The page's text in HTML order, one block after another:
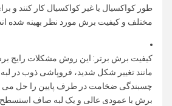
طور کواکسیال یا غیر کواکسیال کار کنند و
مختلف و کیفیت برش مورد نظر بهینه شده
کیفیت برش برتر: این روش مشکلات رایج
مانند تغییر شکل شدید، فروپاشی ذوب در
چسبندگی ضخامت در طرف پایین را حل می
برش با عمودی عالی و یک لبه صاف استسطح